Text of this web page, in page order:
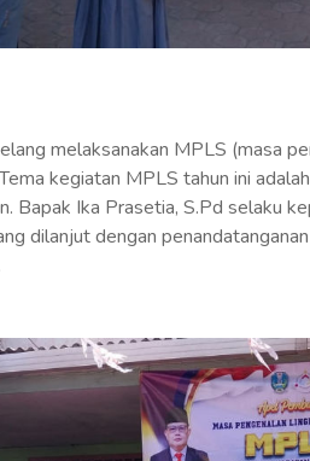
melaksanakan MPLS (masa
kegiatan MPLS tahun ini
Bapak Ika Prasetia, S.Pd selaku
dilanjut dengan